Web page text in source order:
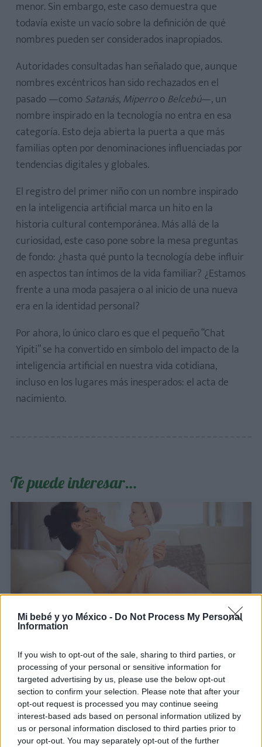
Mi bebé y yo México - Do Not Process My Personal
Information
If you wish to opt-out of the sale, sharing to third parties, or
processing of your personal or sensitive information for
targeted advertising by us, please use the below opt-out
section to confirm your selection. Please note that after your
opt-out request is processed you may continue seeing
interest-based ads based on personal information utilized by
us or personal information disclosed to third parties prior to
your opt-out. You may separately opt-out of the further
menor. Sin embargo, este caso demuestra que
todavía existe un vacío sobre la definición de qué
nombres pueden ser considerados inapropiados.
Autoridades consultadas han señalado que, aunque
nombres excéntricos han sido rechazados en el
pasado —comoSatanás,Miperroo Belcebú—, un
nombre inspirado en la tecnología no entra en esa
categoría. Esto deja abierta la puerta a que más
familias opten por denominaciones influenciadas por
tendencias digitales y globales.
El registro del primer niño con un nombre inspirado
en la inteligencia artificial marca un hito en la
historia cultural contemporánea. Más allá de la
curiosidad, este caso pone sobre la mesa preguntas
de fondo: ¿hasta qué punto la tecnología debe influir
en aspectos tan íntimos de la vida familiar? ¿Estamos
frente a una moda pasajera o al inicio de una nueva
era en la identidad personal?
Por ahora, lo único claro es que el pequeño “Chat
Yipiti” se ha convertido en símbolo del impacto de la
inteligencia artificial en nuestra vida cotidiana,
incluso en los lugares más inesperados: el acta de
nacimiento.
Te puede interesar…
lenguaje y un tono "infantilizados"?
LEER
Hablar al bebé en dos idiomas desde el
nacimiento: ¿le beneficia o lo confunde?
LEER